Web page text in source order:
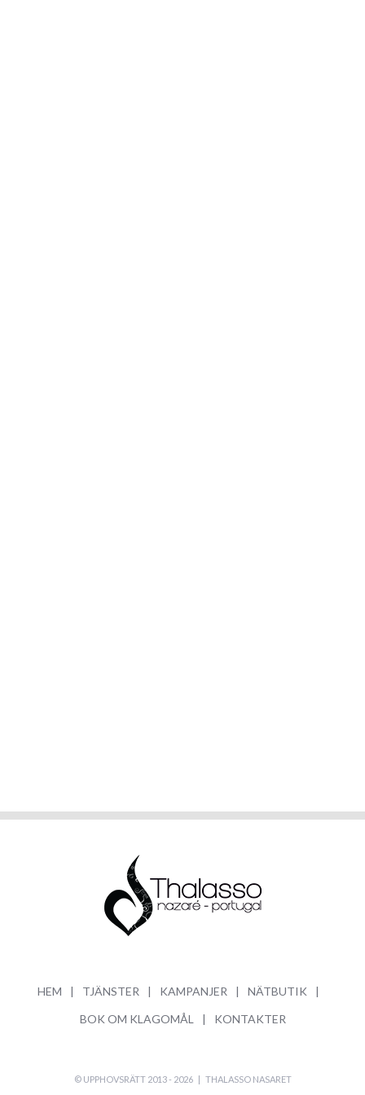
HEM TJÄNSTER KAMPANJER
NÄTBUTIK
BOK OM KLAGOMÅL
KONTAKTER
© UPPHOVSRÄTT 2013 - 2026 | THALASSO NASARET